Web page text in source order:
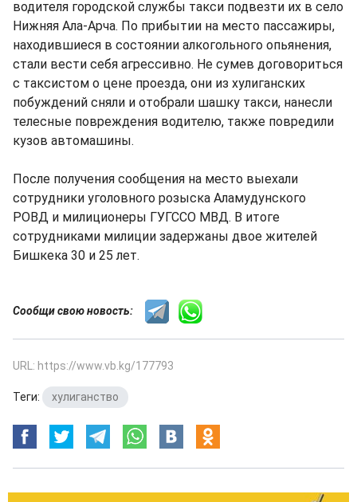
водителя городской службы такси подвезти их в село
Нижняя Ала-Арча. По прибытии на место пассажиры,
находившиеся в состоянии алкогольного опьянения,
стали вести себя агрессивно. Не сумев договориться
с таксистом о цене проезда, они из хулиганских
побуждений сняли и отобрали шашку такси, нанесли
телесные повреждения водителю, также повредили
кузов автомашины.
После получения сообщения на место выехали
сотрудники уголовного розыска Аламудунского
РОВД и милиционеры ГУГССО МВД. В итоге
сотрудниками милиции задержаны двое жителей
Бишкека 30 и 25 лет.
Сообщи свою новость:
URL: https://www.vb.kg/177793
Теги: хулиганство